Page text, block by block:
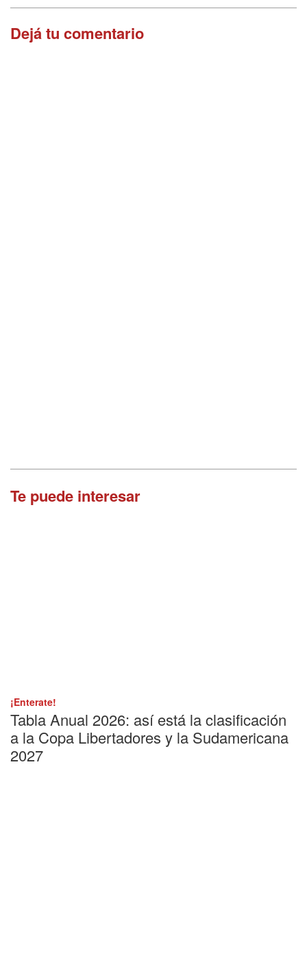
Dejá tu comentario
Te puede interesar
¡Enterate!
Tabla Anual 2026: así está la clasificación
a la Copa Libertadores y la Sudamericana
2027